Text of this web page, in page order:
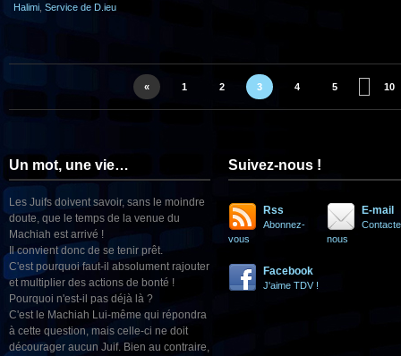
Halimi Service de D.ieu
« 1 2 3 4 5 10
Un mot, une vie…
Les Juifs doivent savoir, sans le moindre
doute, que le temps de la venue du
Machiah est arrivé !
Il convient donc de se tenir prêt.
C'est pourquoi faut-il absolument rajouter
et multiplier des actions de bonté !
Pourquoi n'est-il pas déjà là ?
C'est le Machiah Lui-même qui répondra
à cette question, mais celle-ci ne doit
décourager aucun Juif. Bien au contraire,
Suivez-nous !
Rss
Abonnez-
vous
E-mail
nous
Facebook
J'aime TDV !